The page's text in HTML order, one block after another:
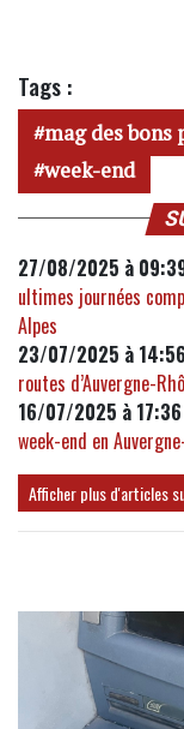
Tags :
mag des bons
week-end
27/08/2025 à
ultimes journées
Alpes
23/07/2025 à
routes d’Auvergne-
16/07/2025 à
week-end en
Afficher plus d'articles